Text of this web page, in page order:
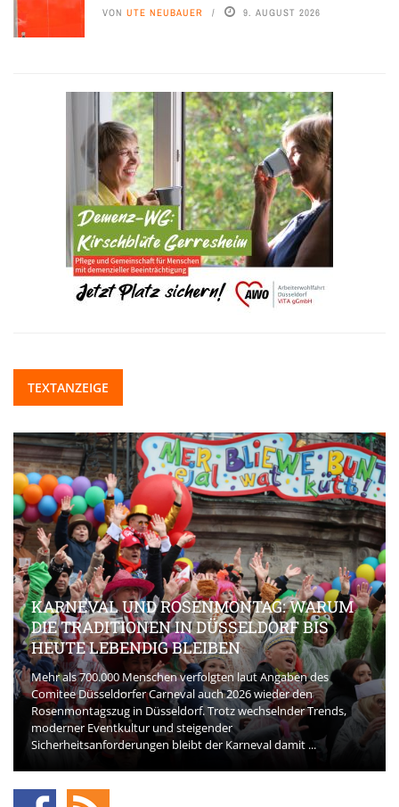
VON UTE NEUBAUER 9. AUGUST 2026
TEXTANZEIGE
KARNEVAL UND ROSENMONTAG: WARUM
DIE TRADITIONEN IN DÜSSELDORF BIS
HEUTE LEBENDIG BLEIBEN
Mehr als 700.000 Menschen verfolgten laut Angaben des
Comitee Düsseldorfer Carneval auch 2026 wieder den
Rosenmontagszug in Düsseldorf. Trotz wechselnder Trends,
moderner Eventkultur und steigender
Sicherheitsanforderungen bleibt der Karneval damit ...